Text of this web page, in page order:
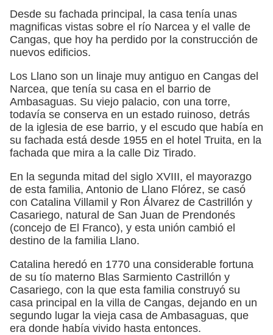
Desde su fachada principal, la casa tenía unas
magnificas vistas sobre el río Narcea y el valle de
Cangas, que hoy ha perdido por la construcción de
nuevos edificios.
Los Llano son un linaje muy antiguo en Cangas del
Narcea, que tenía su casa en el barrio de
Ambasaguas. Su viejo palacio, con una torre,
todavía se conserva en un estado ruinoso, detrás
de la iglesia de ese barrio, y el escudo que había en
su fachada está desde 1955 en el hotel Truita, en la
fachada que mira a la calle Diz Tirado.
En la segunda mitad del siglo XVIII, el mayorazgo
de esta familia, Antonio de Llano Flórez, se casó
con Catalina Villamil y Ron Álvarez de Castrillón y
Casariego, natural de San Juan de Prendonés
(concejo de El Franco), y esta unión cambió el
destino de la familia Llano.
Catalina heredó en 1770 una considerable fortuna
de su tío materno Blas Sarmiento Castrillón y
Casariego, con la que esta familia construyó su
casa principal en la villa de Cangas, dejando en un
segundo lugar la vieja casa de Ambasaguas, que
era donde había vivido hasta entonces.